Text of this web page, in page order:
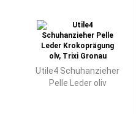
Utile4 Schuhanzieher
Pelle Leder oliv